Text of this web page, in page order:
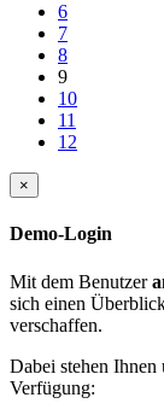
6
7
8
9
10
11
12
×
Demo-Login
Mit dem Benutzer
sich einen
verschaffen.
Dabei stehen
Verfügung: